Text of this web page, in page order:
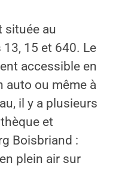
située au
15 et 640. Le
accessible en
auto ou même à
il y a plusieurs
et
Boisbriand :
plein air sur